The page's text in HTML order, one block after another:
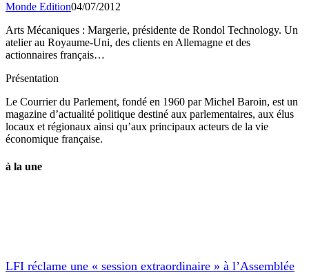
Monde Edition04/07/2012
Arts Mécaniques : Margerie, présidente de Rondol Technology. Un
atelier au Royaume-Uni, des clients en Allemagne et des
actionnaires français…
Présentation
Le Courrier du Parlement, fondé en 1960 par Michel Baroin, est un
magazine d’actualité politique destiné aux parlementaires, aux élus
locaux et régionaux ainsi qu’aux principaux acteurs de la vie
économique française.
à la une
LFI réclame une « session extraordinaire » à l’Assemblée